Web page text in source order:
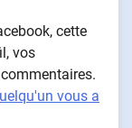
cette
vos
vous a